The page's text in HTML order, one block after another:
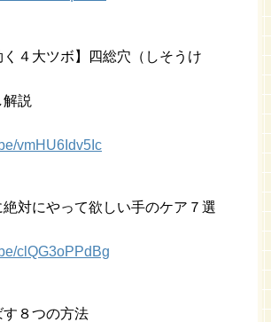
４大ツボ】四総穴（しそうけ
説
vmHU6Idv5Ic
対にやって欲しい手のケア７選
clQG3oPPdBg
８つの方法